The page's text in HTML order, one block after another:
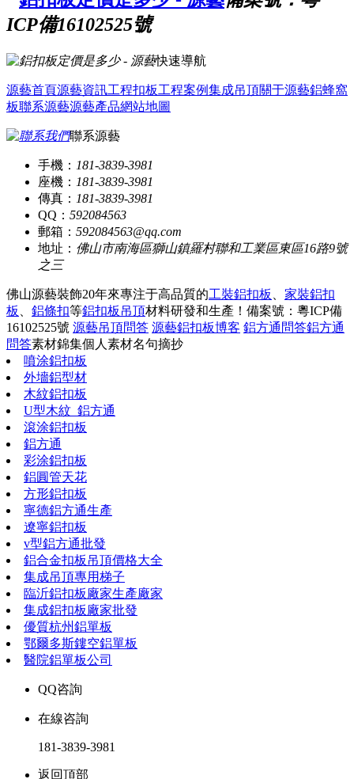
ICP備16102525號
快速導航
源藝首頁源藝資訊工程扣板工程案例集成吊頂關于源藝鋁蜂窩
板聯系源藝源藝產品網站地圖
聯系源藝
手機： 181-3839-3981
座機： 181-3839-3981
傳真： 181-3839-3981
QQ： 592084563
郵箱： 592084563@qq.com
地址： 佛山市南海區獅山鎮羅村聯和工業區東區16路9號
之三
佛山源藝裝飾20年來專注于高品質的工裝鋁扣板
家裝鋁扣
板
鋁條扣等鋁扣板吊頂材料研發和生產！ 備案號：粵ICP備
16102525號 源藝吊頂問答 源藝鋁扣板博客 鋁方通問答鋁方通
問答素材錦集個人素材名句摘抄
噴涂鋁扣板
外墻鋁型材
木紋鋁扣板
U型木紋_鋁方通
滾涂鋁扣板
鋁方通
彩涂鋁扣板
鋁圓管天花
方形鋁扣板
寧德鋁方通生產
遼寧鋁扣板
v型鋁方通批發
鋁合金扣板吊頂價格大全
集成吊頂專用梯子
臨沂鋁扣板廠家生產廠家
集成鋁扣板廠家批發
優質杭州鋁單板
鄂爾多斯鏤空鋁單板
醫院鋁單板公司
QQ咨詢
在線咨詢
181-3839-3981
返回頂部